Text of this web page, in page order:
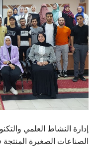
إدارة النشاط العلمي
الصناعات الصغيرة